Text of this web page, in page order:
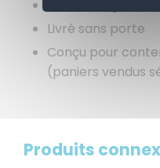
Livré sans porte
Conçu pour
(paniers vendus
Produits